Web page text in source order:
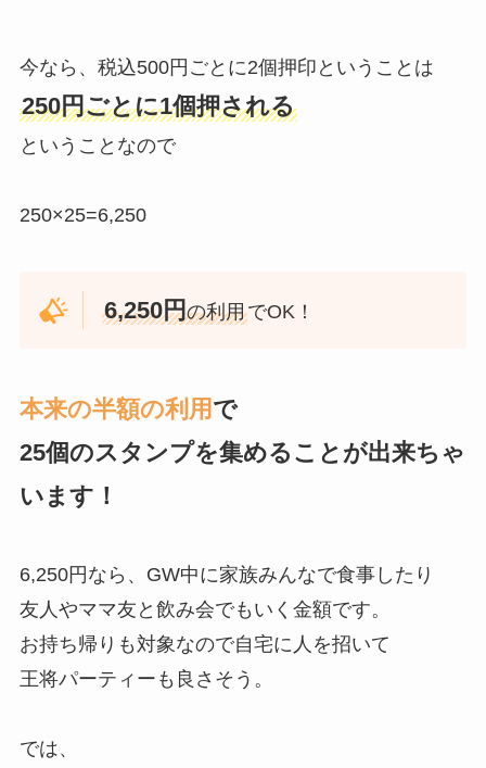
今なら、税込500円ごとに2個押印ということは
250円ごとに1個押される
ということなので
250×25=6,250
6,250円の利用でOK！
本来の半額の利用 で
25個のスタンプを集めることが出来ちゃ
います！
6,250円なら、GW中に家族みんなで食事したり
友人やママ友と飲み会でもいく金額です。
お持ち帰りも対象なので自宅に人を招いて
王将パーティーも良さそう。
では、